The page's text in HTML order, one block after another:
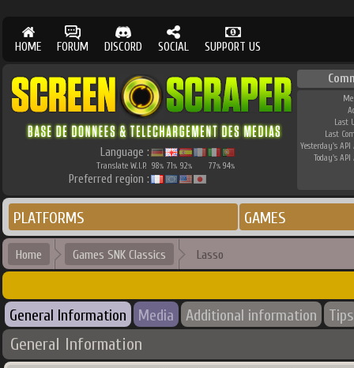
HOME FORUM DISCORD SOCIAL SUPPORT US
Language :
Translate W.I.P. 98% 71% 92% 77% 94%
Preferred region :
Last
Last
Yesterday's API
Today's API
PLATFORMS GAMES
Home Games SNK Classics Lasso
General Information Media Additional information Tips
General Information